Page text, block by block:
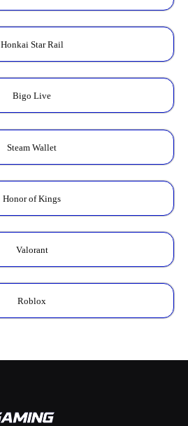
Honkai Star Rail
Bigo Live
Steam Wallet
Honor of Kings
Valorant
Roblox